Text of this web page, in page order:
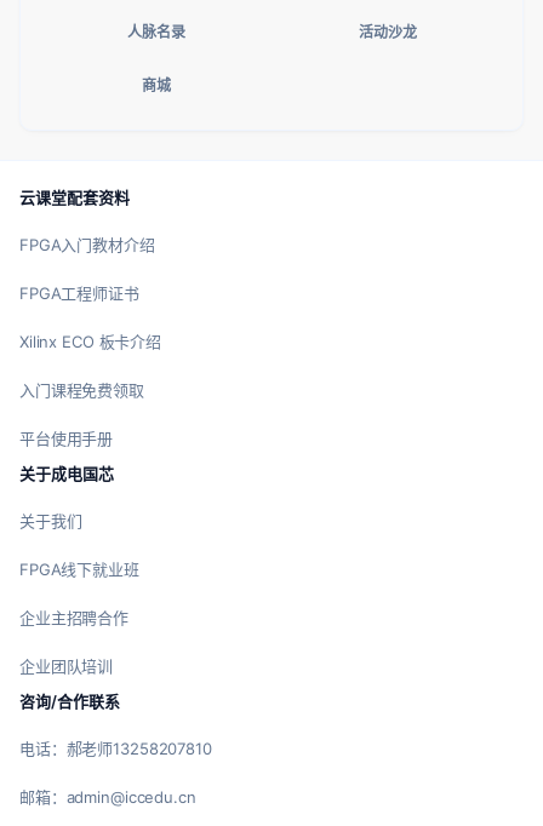
人脉名录 活动沙龙
商城
云课堂配套资料
FPGA入门教材介绍
FPGA工程师证书
Xilinx ECO 板卡介绍
入门课程免费领取
平台使用手册
关于成电国芯
关于我们
FPGA线下就业班
企业主招聘合作
企业团队培训
咨询/合作联系
电话：郝老师13258207810
邮箱：admin@iccedu.cn